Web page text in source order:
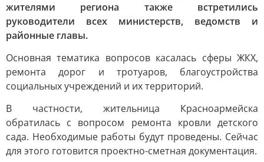
жителями региона также встретились
руководители всех министерств, ведомств и
районные главы.
Основная тематика вопросов касалась сферы ЖКХ,
ремонта дорог и тротуаров, благоустройства
социальных учреждений и их территорий.
В частности, жительница Красноармейска
обратилась с вопросом ремонта кровли детского
сада. Необходимые работы будут проведены. Сейчас
для этого готовится проектно-сметная документация.